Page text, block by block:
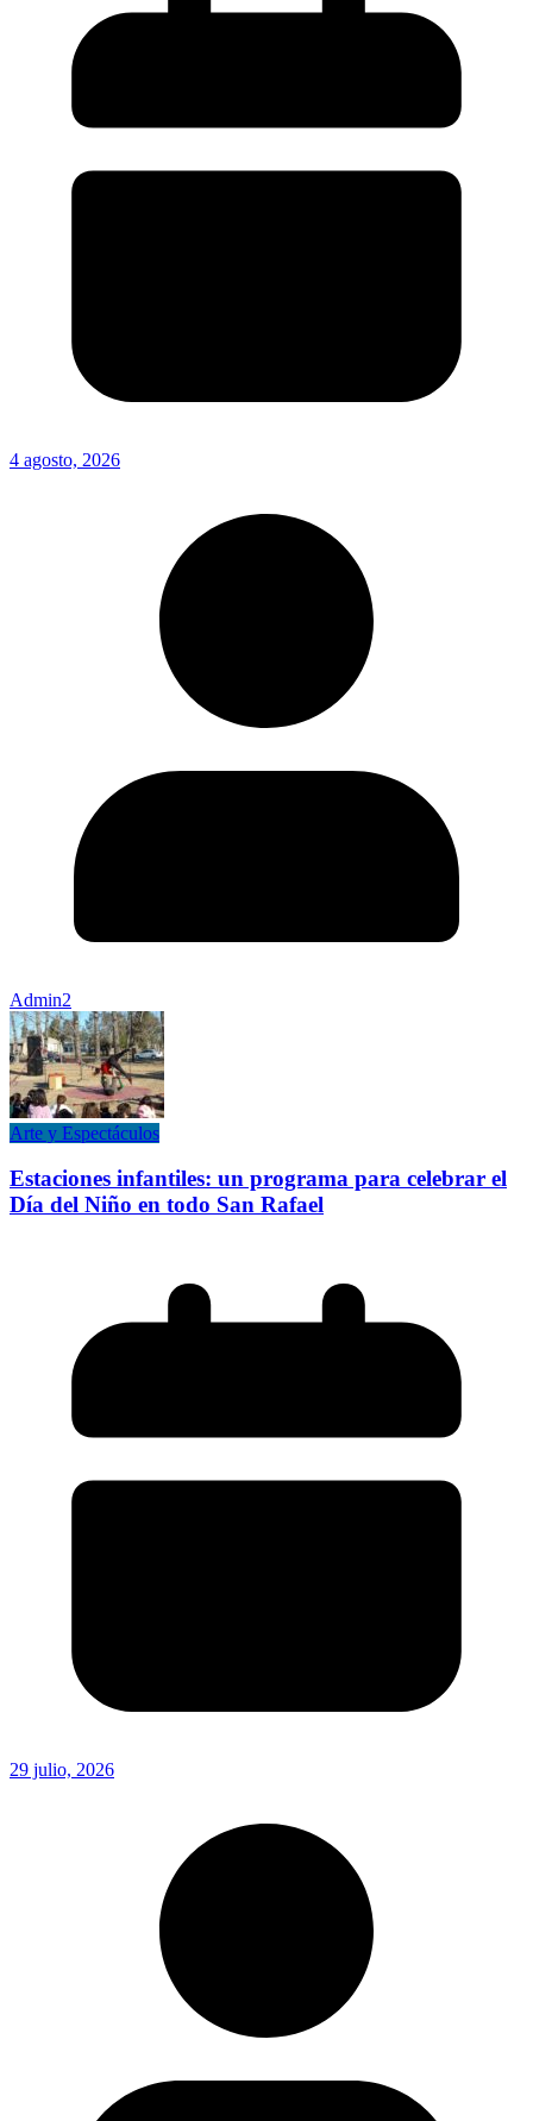
4 agosto, 2026
Admin2
Arte y Espectáculos
Estaciones infantiles: un programa para celebrar el
Día del Niño en todo San Rafael
29 julio, 2026